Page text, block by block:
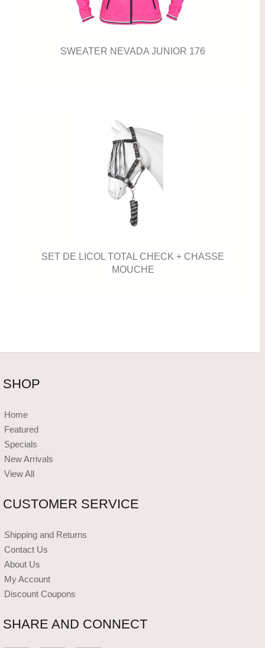
SWEATER NEVADA JUNIOR 176
SET DE LICOL TOTAL CHECK + CHASSE
MOUCHE
SHOP
Home
Featured
Specials
New Arrivals
View All
CUSTOMER SERVICE
Shipping and Returns
Contact Us
About Us
My Account
Discount Coupons
SHARE AND CONNECT